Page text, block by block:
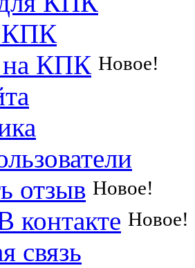
КПК
КПК Новое!
отзыв Новое!
контакте Новое!
связь